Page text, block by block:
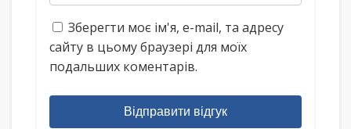
Зберегти моє ім'я, e-mail, та адресу
сайту в цьому браузері для моїх
подальших коментарів.
Відправити відгук